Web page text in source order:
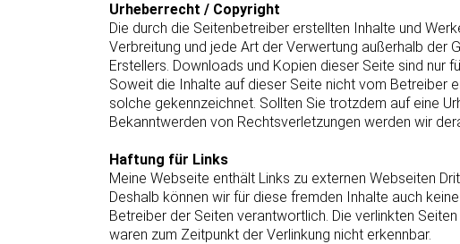
Urheberrecht / Copyright
Die durch die Seitenbetreiber erstellten Inhalte und
Verbreitung und jede Art der Verwertung außerhalb der
Erstellers. Downloads und Kopien dieser Seite sind nur
Soweit die Inhalte auf dieser Seite nicht vom Betreiber
solche gekennzeichnet. Sollten Sie trotzdem auf eine
Bekanntwerden von Rechtsverletzungen werden wir
Haftung für Links
Meine Webseite enthält Links zu externen Webseiten
Deshalb können wir für diese fremden Inhalte auch
Betreiber der Seiten verantwortlich. Die verlinkten
waren zum Zeitpunkt der Verlinkung nicht erkennbar.